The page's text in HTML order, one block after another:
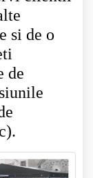
si de o
de